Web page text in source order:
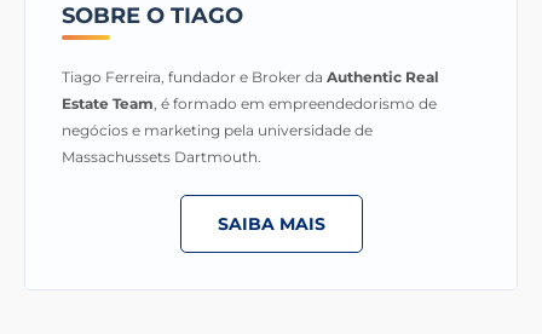
SOBRE O TIAGO
Tiago Ferreira, fundador e Broker da Authentic Real
Estate Team , é formado em empreendedorismo de
negócios e marketing pela universidade de
Massachussets Dartmouth.
SAIBA MAIS